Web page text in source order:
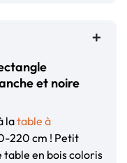
et noire
latable à
220 cm ! Petit
table en bois coloris